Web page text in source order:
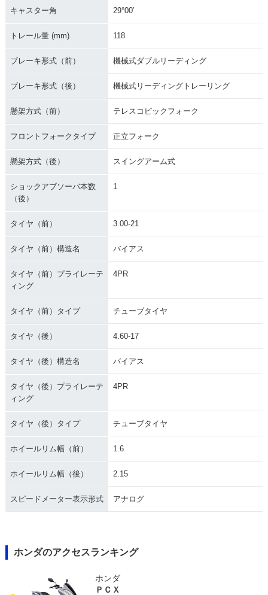
キャスター角 29°00′
トレール量 (mm) 118
ブレーキ形式（前） 機械式ダブルリーディング
ブレーキ形式（後） 機械式リーディングトレーリング
懸架方式（前） テレスコピックフォーク
フロントフォークタイプ 正立フォーク
懸架方式（後） スイングアーム式
ショックアブソーバ本数
（後）
1
タイヤ（前） 3.00-21
タイヤ（前）構造名 バイアス
タイヤ（前）プライレーテ
ィング
4PR
タイヤ（前）タイプ チューブタイヤ
タイヤ（後） 4.60-17
タイヤ（後）構造名 バイアス
タイヤ（後）プライレーテ
ィング
4PR
タイヤ（後）タイプ チューブタイヤ
ホイールリム幅（前） 1.6
ホイールリム幅（後） 2.15
スピードメーター表示形式 アナログ
ホンダのアクセスランキング
ホンダ
ＰＣＸ